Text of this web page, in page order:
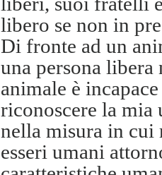
libero se non in
Di fronte ad un
una persona libera
animale è
riconoscere la mia
nella misura in cui
esseri umani